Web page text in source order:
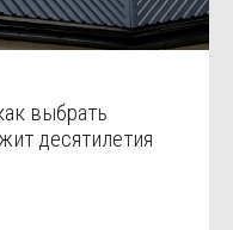
выбрать
десятилетия